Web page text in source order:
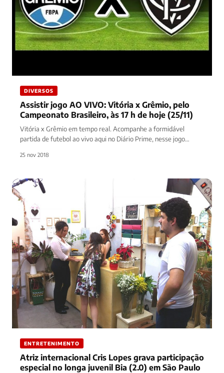
DIVERSOS
Assistir jogo AO VIVO: Vitória x Grêmio, pelo
Campeonato Brasileiro, às 17 h de hoje (25/11)
Vitória x Grêmio em tempo real. Acompanhe a formidável
partida de futebol ao vivo aqui no Diário Prime, nesse jogo…
25 nov 2018
ENTRETENIMENTO
Atriz internacional Cris Lopes grava participação
especial no longa juvenil Bia (2.0) em São Paulo